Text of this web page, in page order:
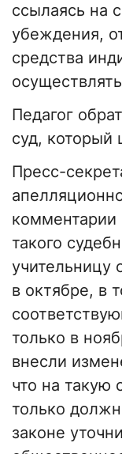
ссылаясь на
убеждения,
средства
Педагог
суд, который
Пресс-
комментарии
такого
учительницу
в октябре, в
только в
внесли
что на
только
законе